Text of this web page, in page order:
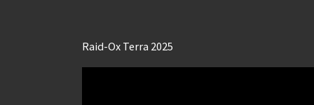
Raid-Ox Terra 2025